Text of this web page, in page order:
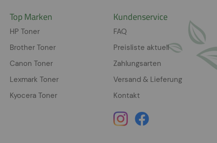
Top Marken
HP Toner
Brother Toner
Canon Toner
Lexmark Toner
Kyocera Toner
Kundenservice
FAQ
Preisliste aktuell
Zahlungsarten
Versand & Lieferung
Kontakt